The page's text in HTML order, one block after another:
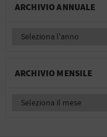
ARCHIVIO ANNUALE
ARCHIVIO MENSILE